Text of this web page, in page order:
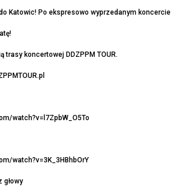
Katowic! Po ekspresowo wyprzedanym koncercie
trasy koncertowej DDZPPM TOUR.
watch?v=l7ZpbW_O5To
watch?v=3K_3HBhbOrY
głowy